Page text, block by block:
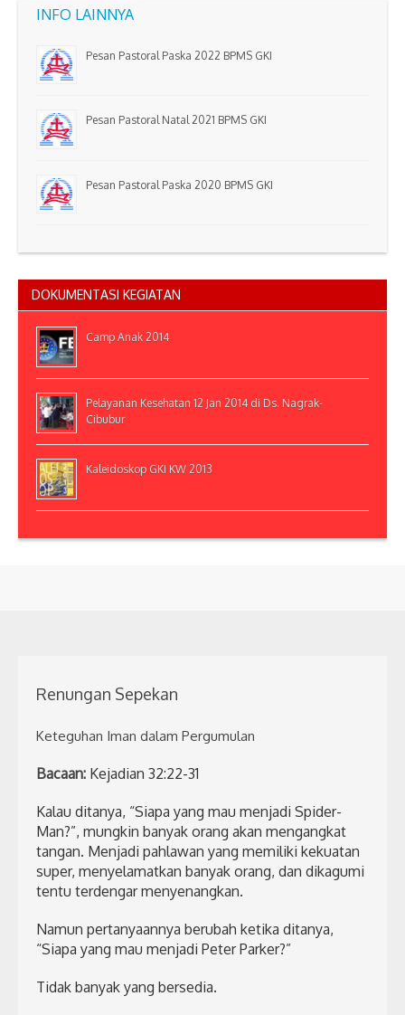
INFO LAINNYA
Pesan Pastoral Paska 2022 BPMS GKI
Pesan Pastoral Natal 2021 BPMS GKI
Pesan Pastoral Paska 2020 BPMS GKI
DOKUMENTASI KEGIATAN
Camp Anak 2014
Pelayanan Kesehatan 12 Jan 2014 di Ds. Nagrak-
Cibubur
Kaleidoskop GKI KW 2013
Renungan Sepekan
Keteguhan Iman dalam Pergumulan
Bacaan: Kejadian 32:22-31
Kalau ditanya, “Siapa yang mau menjadi Spider-
Man?”, mungkin banyak orang akan mengangkat
tangan. Menjadi pahlawan yang memiliki kekuatan
super, menyelamatkan banyak orang, dan dikagumi
tentu terdengar menyenangkan.
Namun pertanyaannya berubah ketika ditanya,
“Siapa yang mau menjadi Peter Parker?”
Tidak banyak yang bersedia.